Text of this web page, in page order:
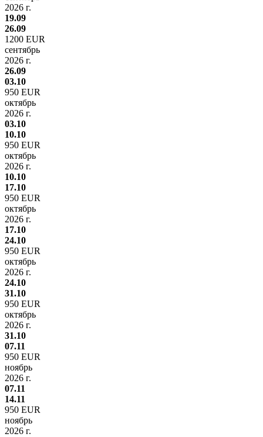
2026 г.
19.09
26.09
1200 EUR
сентябрь
2026 г.
26.09
03.10
950 EUR
октябрь
2026 г.
03.10
10.10
950 EUR
октябрь
2026 г.
10.10
17.10
950 EUR
октябрь
2026 г.
17.10
24.10
950 EUR
октябрь
2026 г.
24.10
31.10
950 EUR
октябрь
2026 г.
31.10
07.11
950 EUR
ноябрь
2026 г.
07.11
14.11
950 EUR
ноябрь
2026 г.